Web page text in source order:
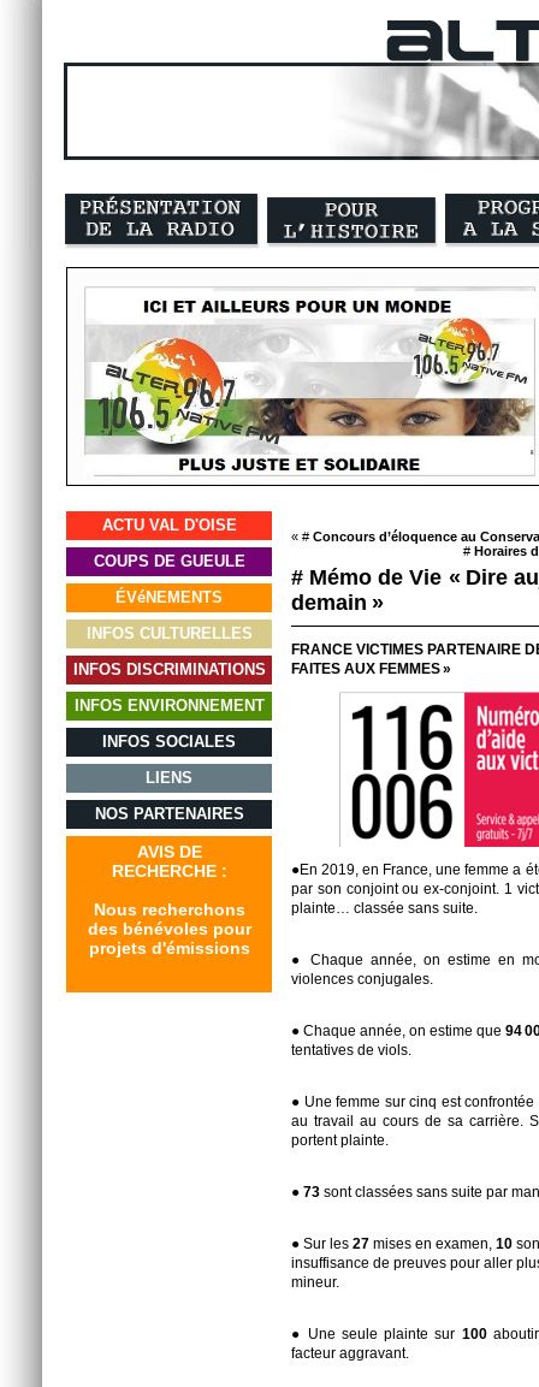
ACTU VAL D'OISE
COUPS DE GUEULE
ÉVéNEMENTS
INFOS CULTURELLES
INFOS DISCRIMINATIONS
INFOS ENVIRONNEMENT
INFOS SOCIALES
LIENS
NOS PARTENAIRES
AVIS DE
RECHERCHE :
Nous recherchons
des bénévoles pour
projets d'émissions
« # Concours d’éloquence au
# Horaires
# Mémo de Vie « Dire
demain »
FRANCE VICTIMES PARTENAIRE
FAITES AUX FEMMES »
●En 2019, en France, une femme a
par son conjoint ou ex-conjoint. 1
plainte… classée sans suite.
● Chaque année, on estime en
violences conjugales.
● Chaque année, on estime que 94
tentatives de viols.
● Une femme sur cinq est
au travail au cours de sa carrière.
portent plainte.
● 73 sont classées sans suite par
● Sur les 27 mises en examen, 10
insuffisance de preuves pour aller
mineur.
● Une seule plainte sur 100
facteur aggravant.